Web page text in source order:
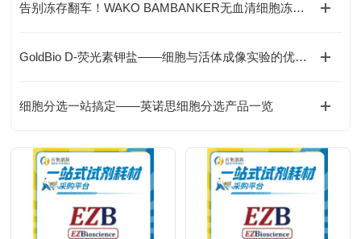
告别冻存翻车！WAKO BAMBANKER无血清细胞冻存液——细胞的“专属保温舱“
GoldBio D-荧光素钾盐——细胞与活体成像实验的优选底物
细胞分选一站搞定——英诺思细胞分选产品一览